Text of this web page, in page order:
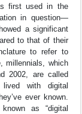
first used in the
in question—
a significant
to that of their
to refer to
millennials, which
2002, are called
lived with digital
ever known.
as “digital